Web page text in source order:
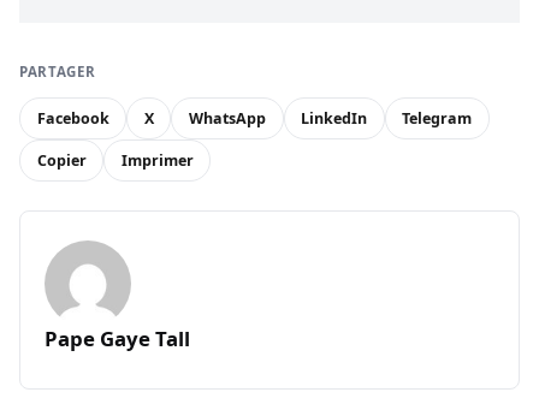
PARTAGER
Facebook X WhatsApp LinkedIn Telegram
Copier Imprimer
Pape Gaye Tall